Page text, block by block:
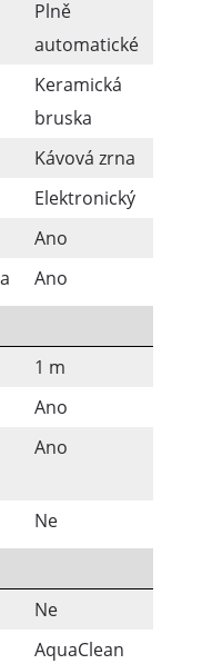
Plně
automatické
Keramická
bruska
Kávová zrna
Elektronický
Ano
Ano
1 m
Ano
Ano
Ne
Ne
AquaClean